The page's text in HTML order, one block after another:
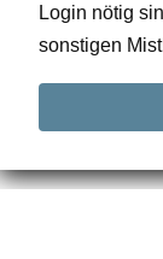
Login nötig
sonstigen
Eine